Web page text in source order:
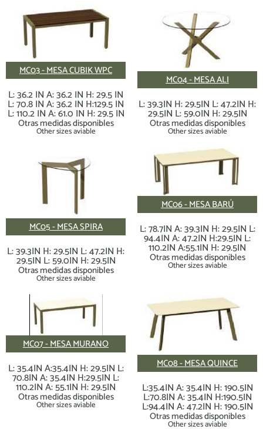
MC03 - MESA CUBIK WPC
L: 36.2 IN A: 36.2 IN H: 29.5 IN
L: 70.8 IN A: 36.2 IN H:129.5 IN
L: 110.2 IN A: 61.0 IN H: 29.5 IN
Otras medidas disponibles
Other sizes aviable
MC04 - MESA ALI
L: 39.3IN H: 29.5IN L: 47.2IN H:
29.5IN L: 59.0IN H: 29.5IN
Otras medidas disponibles
Other sizes aviable
MC05 - MESA SPIRA
L: 39.3IN H: 29.5IN L: 47.2IN H:
29.5IN L: 59.0IN H: 29.5IN
Otras medidas disponibles
Other sizes aviable
MC06 - MESA BARÚ
L: 78.7IN A: 39.3IN H: 29.5IN L:
94.4IN A: 47.2IN H:29.5IN L:
110.2IN A:55.1IN H: 29.5IN
Otras medidas disponibles
Other sizes aviable
MC07 - MESA MURANO
L: 35.4IN A:35.4IN H: 29.5IN L:
70.8IN A: 35.4IN H:29.5IN L:
110.2IN A: 55.1IN H: 29.5IN
Otras medidas disponibles
Other sizes aviable
MC08 - MESA QUINCE
L:35.4IN A: 35.4IN H: 190.5IN
L:70.8IN A: 35.4IN H:190.5IN
L:94.4IN A: 47.2IN H: 190.5IN
Otras medidas disponibles
Other sizes aviable